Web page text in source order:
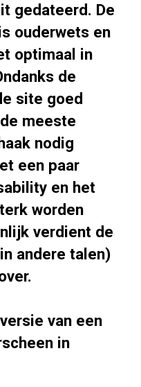
gedateerd. De
ouderwets en
optimaal in
de
site goed
meeste
nodig
een paar
en het
worden
verdient de
andere talen)
van een
in